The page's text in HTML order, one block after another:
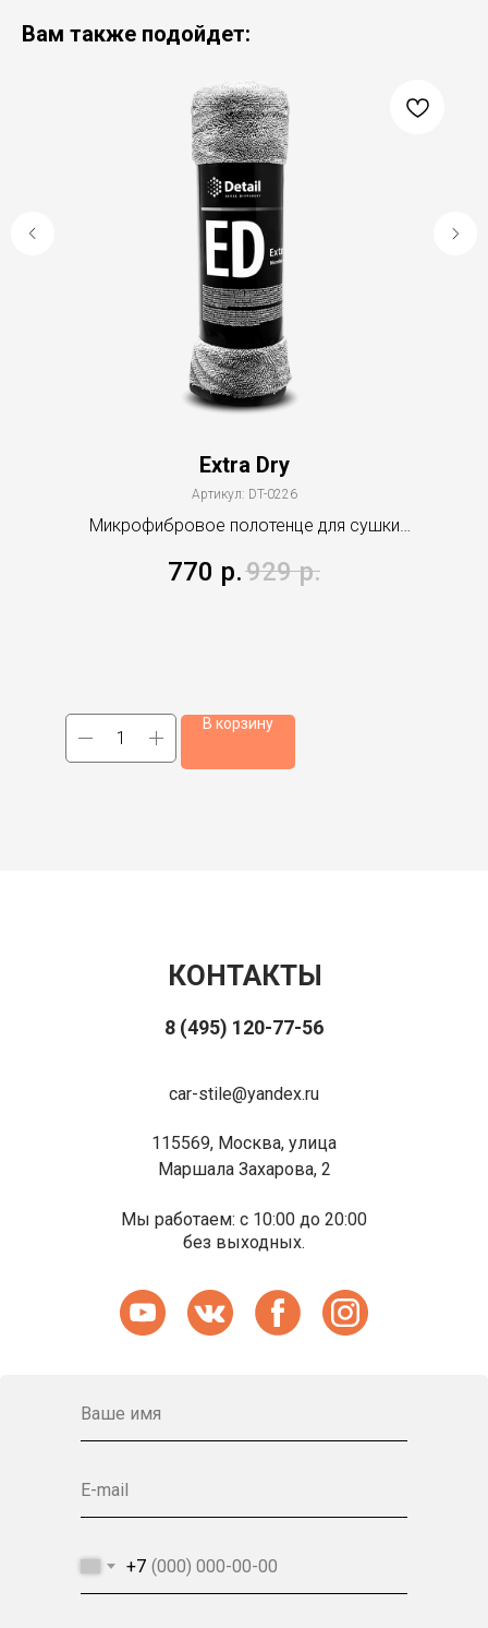
Вам также подойдет:
Extra Dry
Артикул: DT-0226
Микрофибровое полотенце для сушки
770 р.929 р.
В корзину
КОНТАКТЫ
Ваше имя
E-mail
+7
8 (495) 120-77-56
car-stile@yandex.ru
115569, Москва, улица
Маршала Захарова, 2
Мы работаем: с 10:00 до 20:00
без выходных.